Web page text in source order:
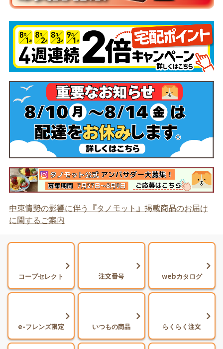
中東情勢の影響に伴う『タノモット』掲載商品のお届け
に関するご案内
コープセレクト 注文番号 webカタログ
e-フレンズ限定 いつもの商品 らくらく注文